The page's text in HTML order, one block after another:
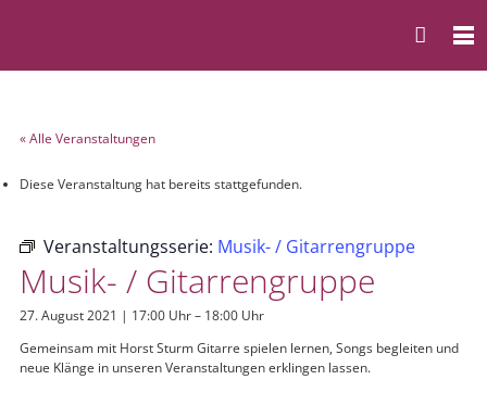
« Alle Veranstaltungen
Diese Veranstaltung hat bereits stattgefunden.
Veranstaltungsserie: Musik- / Gitarrengruppe
Musik- / Gitarrengruppe
27. August 2021 | 17:00 Uhr– 18:00 Uhr
Gemeinsam mit Horst Sturm Gitarre spielen lernen, Songs begleiten und
neue Klänge in unseren Veranstaltungen erklingen lassen.